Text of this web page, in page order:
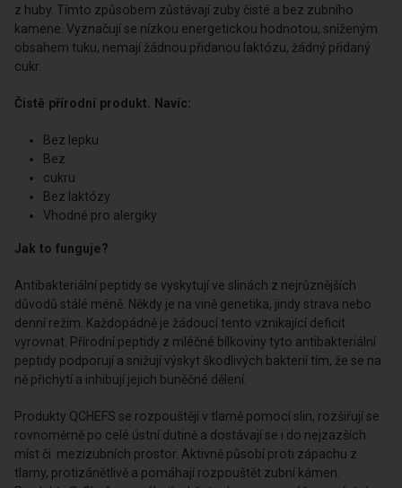
právě teď je ten správný čas dát pamlsek.
Ale co je na tom nejlepší?
v hubě a vyrovnávají prostředí pro ústní mikroflóru. Snižují zápach
kamene. Vyznačují se nízkou energetickou hodnotou, sníženým
obsahem tuku, nemají žádnou přidanou laktózu, žádný přidaný
Čistě přírodní produkt. Navíc:
Bez lepku
cukru
Bez laktózy
Vhodné pro alergiky
Jak to funguje?
Antibakteriální peptidy se vyskytují ve slinách z nejrůznějších
důvodů stálé méně. Někdy je na vině genetika, jindy strava nebo
denní režim. Každopádně je žádoucí tento vznikající deficit
vyrovnat. Přírodní peptidy z mléčné bílkoviny tyto antibakteriální
peptidy podporují a snižují výskyt škodlivých bakterií tím, že se na